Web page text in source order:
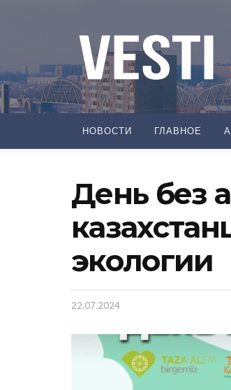
НОВОСТИ ГЛАВНОЕ
День без
экологии
22.07.2024